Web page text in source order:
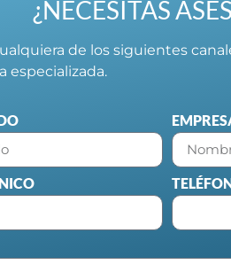
¿NECESITAS
de los siguientes
especializada.